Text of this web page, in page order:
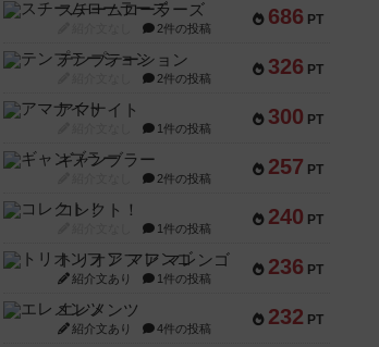
686 PT
スチームローラーズ
2件の投稿
326 PT
テンプテーション
2件の投稿
300 PT
アマナイト
1件の投稿
257 PT
ギャンブラー
2件の投稿
240 PT
コレクト！
1件の投稿
236 PT
トリオンフ ア マレンゴ
紹介文あり 1件の投稿
232 PT
エレメンツ
紹介文あり 4件の投稿